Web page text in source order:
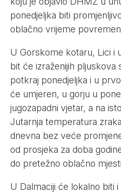
ponedjeljka biti
oblačno vrijeme
U Gorskome kotaru, Lici i
bit će izraženijih pljuskova
potkraj ponedjeljka i u
će umjeren, u gorju u
jugozapadni vjetar, a na
Jutarnja temperatura
dnevna bez veće
od prosjeka za doba
do pretežno oblačno
U Dalmaciji će lokalno biti